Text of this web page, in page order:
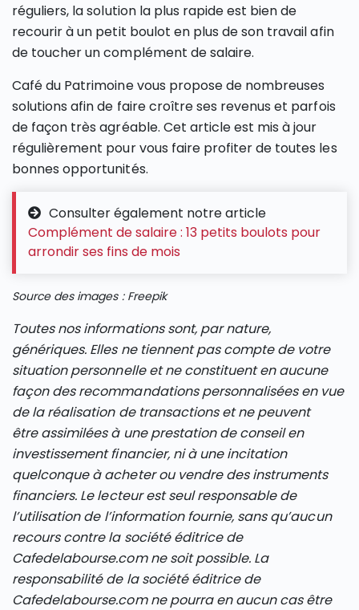
réguliers, la solution la plus rapide est bien de
recourir à un petit boulot en plus de son travail afin
de toucher un complément de salaire.
Café du Patrimoine vous propose de nombreuses
solutions afin de faire croître ses revenus et parfois
de façon très agréable. Cet article est mis à jour
régulièrement pour vous faire profiter de toutes les
bonnes opportunités.
Consulter également notre article
Complément de salaire : 13 petits boulots pour
arrondir ses fins de mois
Source des images : Freepik
Toutes nos informations sont, par nature,
génériques. Elles ne tiennent pas compte de votre
situation personnelle et ne constituent en aucune
façon des recommandations personnalisées en vue
de la réalisation de transactions et ne peuvent
être assimilées à une prestation de conseil en
investissement financier, ni à une incitation
quelconque à acheter ou vendre des instruments
financiers. Le lecteur est seul responsable de
l’utilisation de l’information fournie, sans qu’aucun
recours contre la société éditrice de
Cafedelabourse.com ne soit possible. La
responsabilité de la société éditrice de
Cafedelabourse.com ne pourra en aucun cas être